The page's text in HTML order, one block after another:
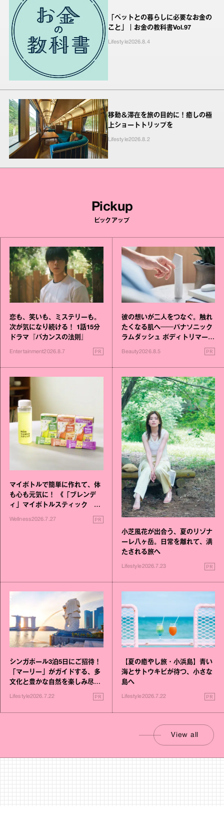
「ペットとの暮らしに必要なお金の
こと」｜お金の教科書Vol.97
Lifestyle2026.8.4
移動＆滞在を旅の目的に！癒しの極
上ショートトリップを
Lifestyle2026.8.2
Pickup
ピックアップ
恋も、笑いも、ミステリーも。
次が気になり続ける！ 1話15分
ドラマ『バカンスの法則』
Entertainment2026.8.7 PR
彼の想いが二人をつなぐ。触れ
たくなる肌へ──パナソニック
ラムダッシュ ボディトリマーが
Beauty2026.8.5 PR
マイボトルで簡単に作れて、体
も心も元気に！ 《「ブレンデ
ィ」マイボトルスティック い
いこと毎日》シリーズが誕生
Wellness2026.7.27 PR
小芝風花が出合う、夏のリゾナ
ーレ八ヶ岳。日常を離れて、満
たされる旅へ
Lifestyle2026.7.23 PR
シンガポール3泊5日にご招待！
「マーリー」がガイドする、多
文化と豊かな自然を楽しみ尽く
す旅
Lifestyle2026.7.22 PR
【夏の癒やし旅・小浜島】青い
海とサトウキビが待つ、小さな
島へ
Lifestyle2026.7.22 PR
View all